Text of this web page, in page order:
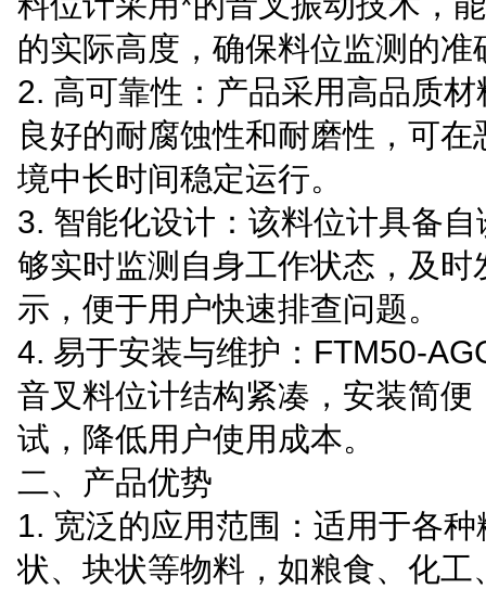
的实际高度，确保料位监测的准
2. 高可靠性：产品采用高品质
良好的耐腐蚀性和耐磨性，可在
境中长时间稳定运行。
3. 智能化设计：该料位计具备
够实时监测自身工作状态，及时
示，便于用户快速排查问题。
4. 易于安装与维护：FTM50-
音叉料位计结构紧凑，安装简便
试，降低用户使用成本。
二、产品优势
1. 宽泛的应用范围：适用于各
状、块状等物料，如粮食、化工